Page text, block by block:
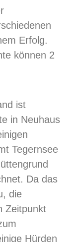
Erfolg.
können 2
ist
in Neuhaus
Tegernsee
Da das
die
Zeitpunkt
Hürden